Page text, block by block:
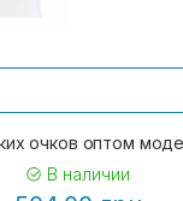
очков оптом
В наличии